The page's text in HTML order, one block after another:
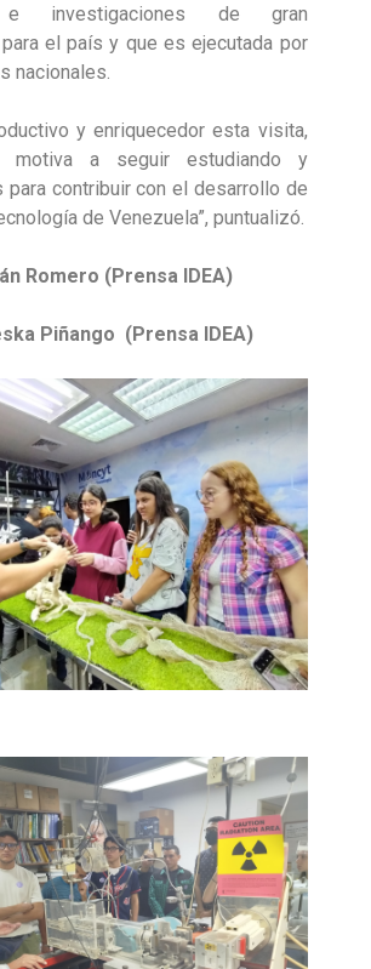
e investigaciones de gran
el país y que es ejecutada por
nacionales.
y enriquecedor esta visita,
motiva a seguir estudiando y
para contribuir con el desarrollo de
de Venezuela”, puntualizó.
Romero (Prensa IDEA)
Piñango (Prensa IDEA)